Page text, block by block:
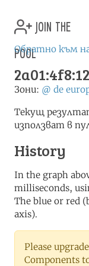
join the
pool
Обратно към
Зони: @ de
Текущ
използват в
History
In the graph
milliseconds,
The blue or red
axis).
Please
Components